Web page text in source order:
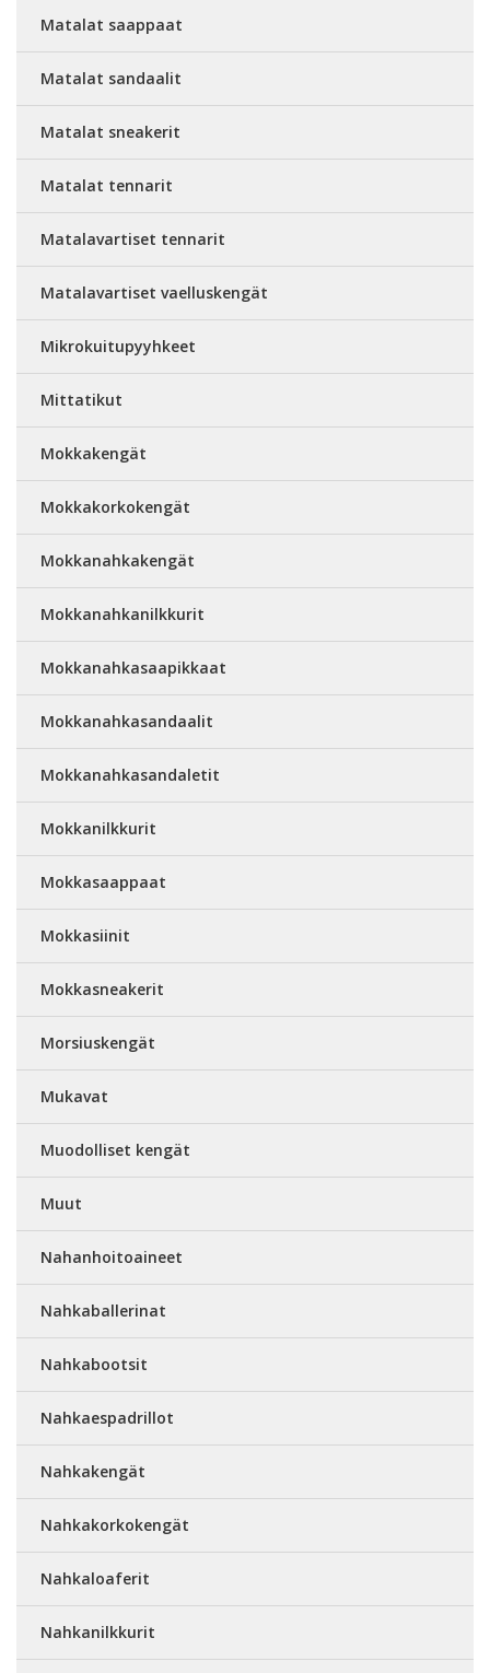
Matalat saappaat
Matalat sandaalit
Matalat sneakerit
Matalat tennarit
Matalavartiset tennarit
Matalavartiset vaelluskengät
Mikrokuitupyyhkeet
Mittatikut
Mokkakengät
Mokkakorkokengät
Mokkanahkakengät
Mokkanahkanilkkurit
Mokkanahkasaapikkaat
Mokkanahkasandaalit
Mokkanahkasandaletit
Mokkanilkkurit
Mokkasaappaat
Mokkasiinit
Mokkasneakerit
Morsiuskengät
Mukavat
Muodolliset kengät
Muut
Nahanhoitoaineet
Nahkaballerinat
Nahkabootsit
Nahkaespadrillot
Nahkakengät
Nahkakorkokengät
Nahkaloaferit
Nahkanilkkurit